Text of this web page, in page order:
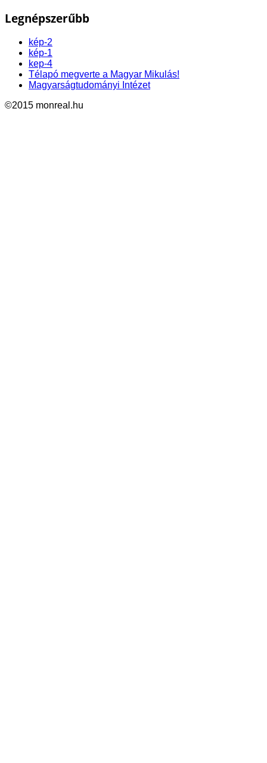
Legnépszerűbb
kép-2
kép-1
kep-4
Télapó megverte a Magyar Mikulás!
Magyarságtudományi Intézet
©2015 monreal.hu